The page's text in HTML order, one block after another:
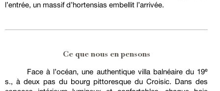
l’entrée, un massif d’hortensias embellit l’arrivée.
Ce que nous en pensons
Face à l’océan, une authentique villa balnéaire du 19ᵉ
s., à deux pas du bourg pittoresque du Croisic. Dans des